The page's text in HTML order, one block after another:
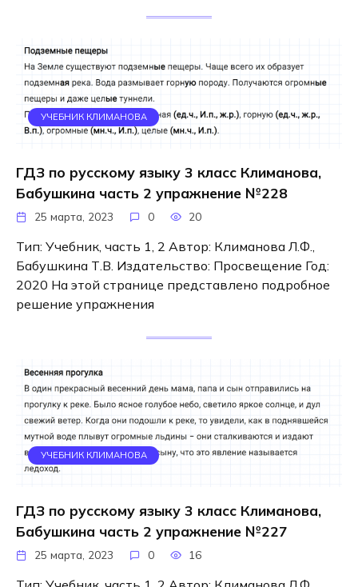
УЧЕБНИК КЛИМАНОВА
ГДЗ по русскому языку 3 класс Климанова,
Бабушкина часть 2 упражнение №228
25 марта, 2023 0 20
Тип: Учебник, часть 1, 2 Автор: Климанова Л.Ф.,
Бабушкина Т.В. Издательство: Просвещение Год:
2020 На этой странице представлено подробное
решение упражнения
УЧЕБНИК КЛИМАНОВА
ГДЗ по русскому языку 3 класс Климанова,
Бабушкина часть 2 упражнение №227
25 марта, 2023 0 16